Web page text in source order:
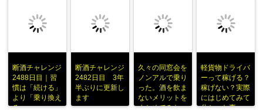
断酒チャレンジ
2488日目｜習
慣は「続ける」
より「乗り換え
る」
断酒チャレンジ
2482日目 3年
半ぶりに更新し
ます
久々の同窓会を
ノンアルで乗り
った。酒を飲ま
ないメリットを
まとめてみた
軽貨物ドライバ
ーって稼げる？
稼げない？実際
にはじめてみて
分かった事